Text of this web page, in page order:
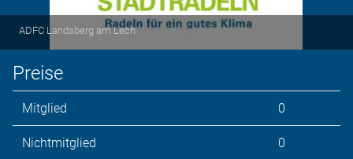
ADFC Landsberg am Lech
Preise
Mitglied 0
Nichtmitglied 0